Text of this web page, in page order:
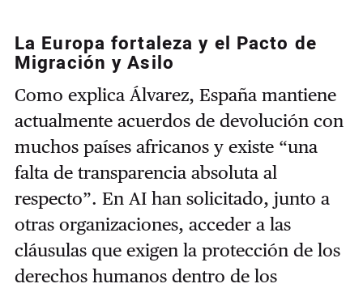
La Europa fortaleza y el Pacto de
Migración y Asilo
Como explica Álvarez, España mantiene
actualmente acuerdos de devolución con
muchos países africanos y existe “una
falta de transparencia absoluta al
respecto”. En AI han solicitado, junto a
otras organizaciones, acceder a las
cláusulas que exigen la protección de los
derechos humanos dentro de los